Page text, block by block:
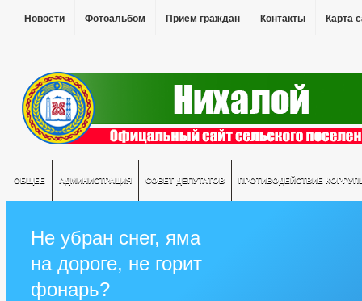
Новости Фотоальбом Прием граждан Контакты Карта
ОБЩЕЕ АДМИНИСТРАЦИЯ СОВЕТ ДЕПУТАТОВ ПРОТИВОДЕЙСТВИЕ
Не убран снег, яма
на дороге, не горит
фонарь?